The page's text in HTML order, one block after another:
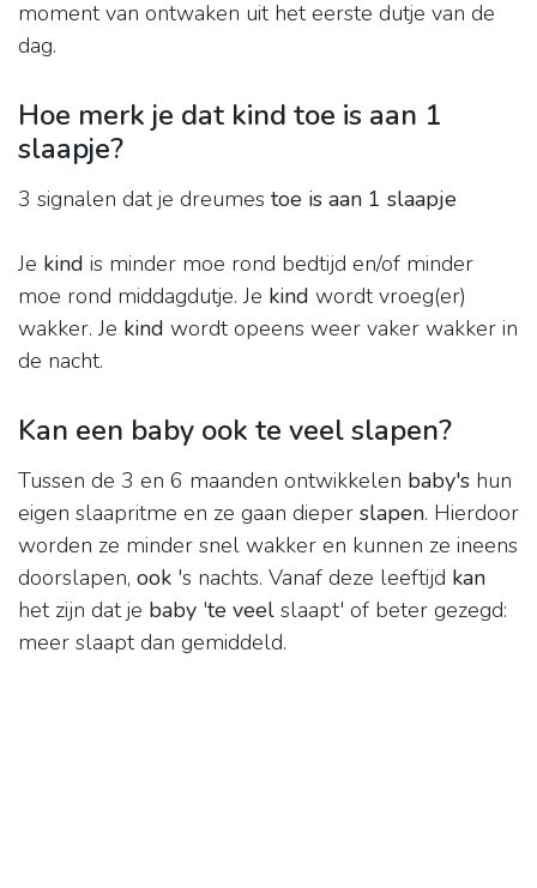
moment van ontwaken uit het eerste dutje van de
dag.
Hoe merk je dat kind toe is aan 1
slaapje?
3 signalen dat je dreumes toe is aan 1 slaapje
Je kind is minder moe rond bedtijd en/of minder
moe rond middagdutje. Je kind wordt vroeg(er)
wakker. Je kind wordt opeens weer vaker wakker in
de nacht.
Kan een baby ook te veel slapen?
Tussen de 3 en 6 maanden ontwikkelen baby's hun
eigen slaapritme en ze gaan dieper slapen. Hierdoor
worden ze minder snel wakker en kunnen ze ineens
doorslapen, ook 's nachts. Vanaf deze leeftijd kan
het zijn dat je baby 'te veel slaapt' of beter gezegd:
meer slaapt dan gemiddeld.